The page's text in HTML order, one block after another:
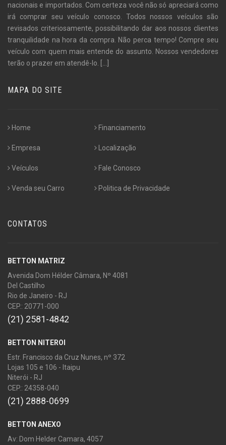
nacionais e importados. Com certeza você não só apreciará como
irá comprar seu veículo conosco. Todos nossos veículos são
revisados criteriosamente, possibilitando dar aos nossos clientes
tranquilidade na hora da compra. Não perca tempo! Compre seu
veículo com quem mais entende do assunto. Nossos vendedores
terão o prazer em atendê-lo. [...]
MAPA DO SITE
Home
Empresa
Veículos
Venda seu Carro
Financiamento
Localização
Fale Conosco
Politica de Privacidade
CONTATOS
BETTON MATRIZ
Avenida Dom Hélder Câmara, Nº 4081
Del Castilho
Rio de Janeiro - RJ
CEP.: 20771-000
(21) 2581-4842
BETTON NITEROI
Estr. Francisco da Cruz Nunes, nº 372
Lojas 105 e 106 - Itaipu
Niterói - RJ
CEP.: 24358-040
(21) 2888-0699
BETTON ANEXO
Av: Dom Helder Camara, 4057